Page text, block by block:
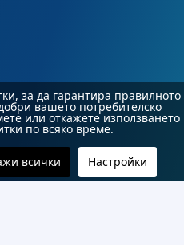
за да гарантира правилното
вашето потребителско
или откажете използването
по всяко време.
всички Настройки